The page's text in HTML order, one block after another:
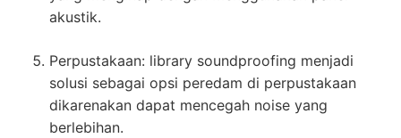
akustik.
Perpustakaan: library soundproofing menjadi
solusi sebagai opsi peredam di perpustakaan
dikarenakan dapat mencegah noise yang
berlebihan.